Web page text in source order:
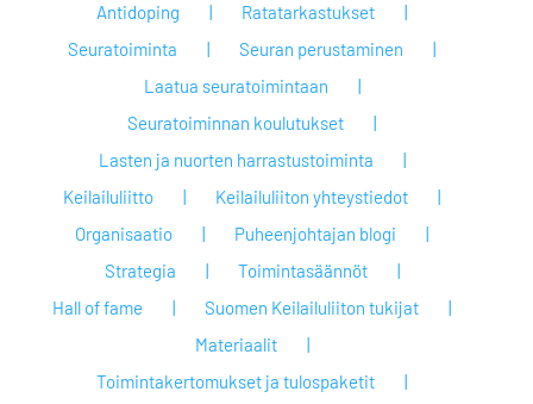
Antidoping
Ratatarkastukset
Seuratoiminta
Seuran perustaminen
Laatua seuratoimintaan
Seuratoiminnan koulutukset
Lasten ja nuorten harrastustoiminta
Keilailuliitto
Keilailuliiton yhteystiedot
Organisaatio
Puheenjohtajan blogi
Strategia
Toimintasäännöt
Hall of fame
Suomen Keilailuliiton tukijat
Materiaalit
Toimintakertomukset ja tulospaketit